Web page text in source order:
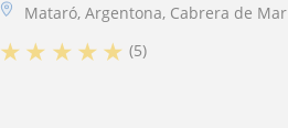
Mataró, Argentona, Cabrera de Mar
★★ ★★★ (5)